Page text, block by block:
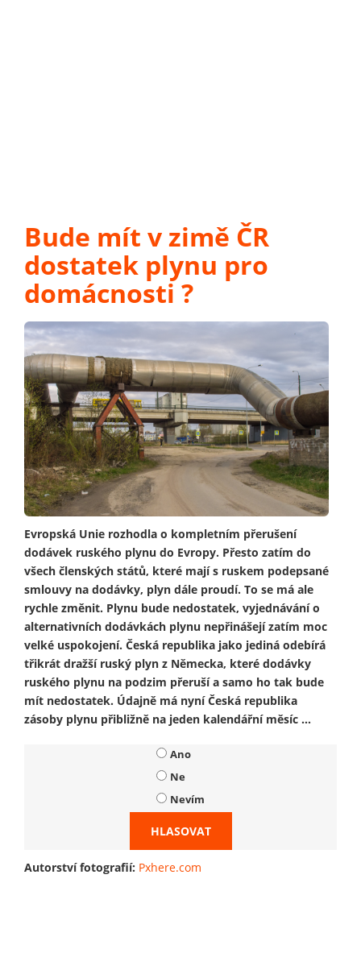
Bude mít v zimě ČR
dostatek plynu pro
domácnosti ?
Evropská Unie rozhodla o kompletním přerušení
dodávek ruského plynu do Evropy. Přesto zatím do
všech členských států, které mají s ruskem podepsané
smlouvy na dodávky, plyn dále proudí. To se má ale
rychle změnit. Plynu bude nedostatek, vyjednávání o
alternativních dodávkách plynu nepřinášejí zatím moc
velké uspokojení. Česká republika jako jediná odebírá
třikrát dražší ruský plyn z Německa, které dodávky
ruského plynu na podzim přeruší a samo ho tak bude
mít nedostatek. Údajně má nyní Česká republika
zásoby plynu přibližně na jeden kalendářní měsíc ...
Ano
Ne
Nevím
Autorství fotografií: Pxhere.com